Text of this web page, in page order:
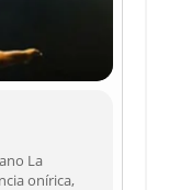
La
onírica,